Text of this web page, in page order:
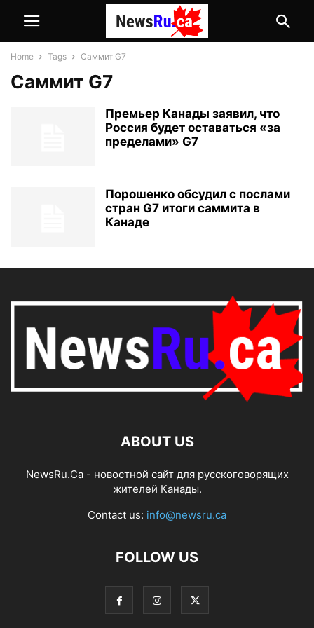
Home Tags Саммит G7
Саммит G7
Премьер Канады заявил, что
Россия будет оставаться «за
пределами» G7
Порошенко обсудил с послами
стран G7 итоги саммита в
Канаде
ABOUT US
NewsRu.Ca - новостной сайт для русскоговорящих
жителей Канады.
Contact us: info@newsru.ca
FOLLOW US